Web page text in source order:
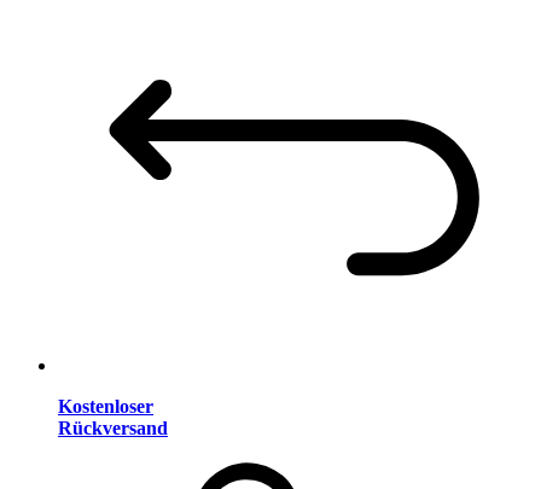
Kostenloser
Rückversand